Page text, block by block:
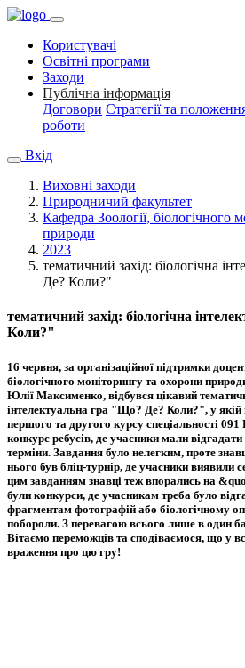
Користувачі
Освітні програми
Заходи
Публічна інформація
Договори Стратегії та
роботи
Вхід
Виховні заходи
Природничий факультет
Кафедра Зоології, біологічного
природи
2023
тематичний захід: біологічна
Де? Коли?"
тематичний захід: біологічна
Коли?"
16 червня, за організаційної підтримки
біологічного моніторингу та охорони
Юлії Максименко, відбувся цікавий
інтелектуальна гра "Що? Де? Коли?", у якій
першого та другого курсу спеціальності
конкурс ребусів, де учасники мали відгадати
терміни. Завдання було нелегким, проте
нього був бліц-турнір, де учасники виявили
цим завданням знавці теж впорались на
були конкурси, де учасникам треба було
фрагментам фотографій або біологічному
побороли. З перевагою всього лише в один
Вітаємо переможців та сподіваємося, що у
враження про цю гру!